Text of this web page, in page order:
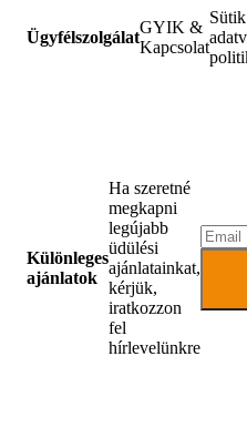
Ügyfélszolgálat
GYIK &
Kapcsolat
Különleges
ajánlatok
Ha szeretné
megkapni
legújabb
üdülési
ajánlatainkat,
kérjük,
iratkozzon
fel
hírlevelünkre